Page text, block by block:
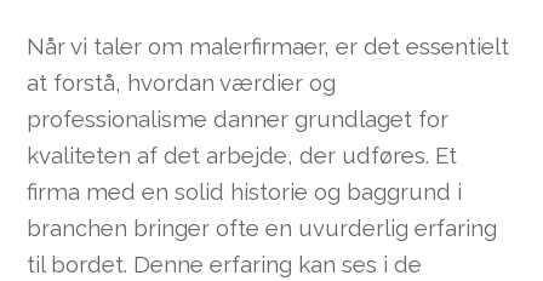
Når vi taler om malerfirmaer, er det essentielt
at forstå, hvordan værdier og
professionalisme danner grundlaget for
kvaliteten af det arbejde, der udføres. Et
firma med en solid historie og baggrund i
branchen bringer ofte en uvurderlig erfaring
til bordet. Denne erfaring kan ses i de